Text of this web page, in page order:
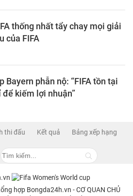
thống nhất tẩy chay mọi giải
của FIFA
Bayern phẫn nộ: “FIFA tồn tại
để kiếm lợi nhuận”
thi đấu Kết quả Bảng xếp hạng
hợp Bongda24h.vn - CƠ QUAN CHỦ